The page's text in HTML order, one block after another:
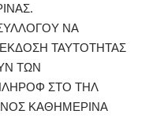
ΝΑ
ΤΑΥΤΟΤΗΤΑΣ
ΤΩΝ
ΣΤΟ ΤΗΛ
ΚΑΘΗΜΕΡΙΝΑ